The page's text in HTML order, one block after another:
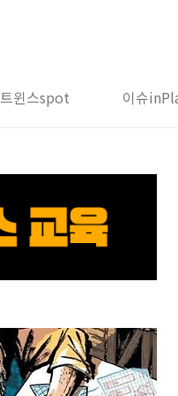
트윈스spot 이슈